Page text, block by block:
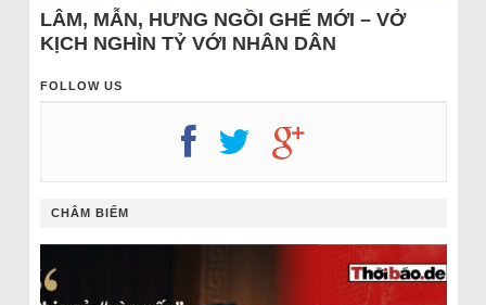
LÂM, MẪN, HƯNG NGỒI GHẾ MỚI – VỞ
KỊCH NGHÌN TỶ VỚI NHÂN DÂN
FOLLOW US
CHÂM BIẾM